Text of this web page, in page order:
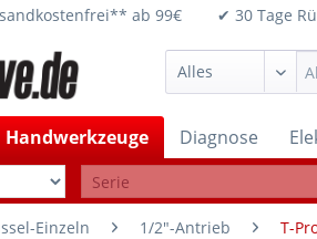
ab 99€ ✔ 30 Tage
Handwerkzeuge Diagnose
Einzeln 1/2"-Antrieb T-